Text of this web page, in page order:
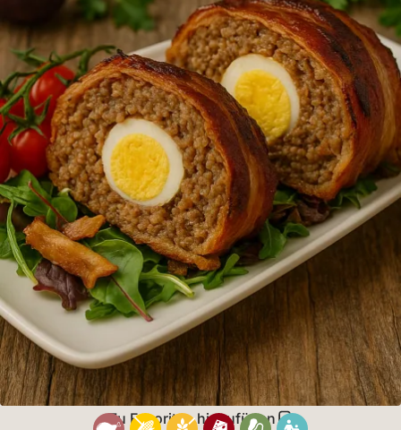
Zu Favoriten hinzufügen